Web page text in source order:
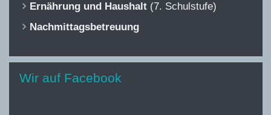
Ernährung und Haushalt (7. Schulstufe)
Nachmittagsbetreuung
Wir auf Facebook